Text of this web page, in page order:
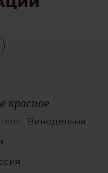
красное
Винодельня